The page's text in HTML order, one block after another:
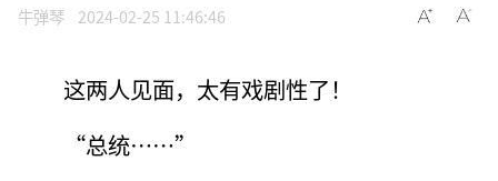
牛弹琴 2024-02-25 11:46:46
这两人见面，太有戏剧性了！
“总统……”